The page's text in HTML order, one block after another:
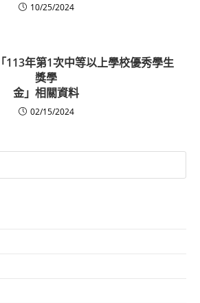
10/25/2024
113年第1次中等以上學校優秀學生
獎學
金」相關資料
02/15/2024